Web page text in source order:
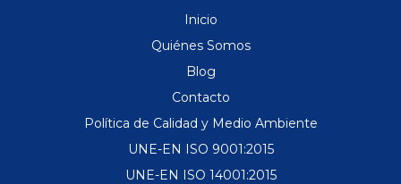
Inicio
Quiénes Somos
Blog
Contacto
Política de Calidad y Medio Ambiente
UNE-EN ISO 9001:2015
UNE-EN ISO 14001:2015